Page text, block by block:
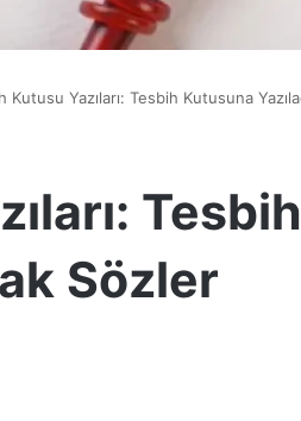
Kutusu Yazıları: Tesbih Kutusuna
Tesbih
Sözler